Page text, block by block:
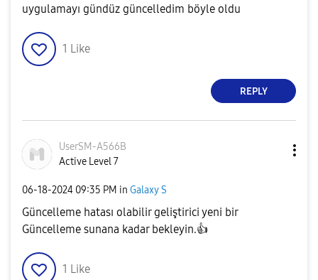
uygulamayı gündüz güncelledim böyle oldu
1 Like
REPLY
UserSM-A566B
Active Level 7
‎06-18-2024 09:35 PM in Galaxy S
Güncelleme hatası olabilir geliştirici yeni bir
Güncelleme sunana kadar bekleyin.👍
1 Like